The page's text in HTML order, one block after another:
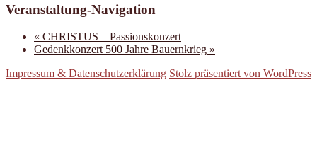
Veranstaltung-Navigation
« CHRISTUS – Passionskonzert
Gedenkkonzert 500 Jahre Bauernkrieg »
Impressum & Datenschutzerklärung Stolz präsentiert von WordPress